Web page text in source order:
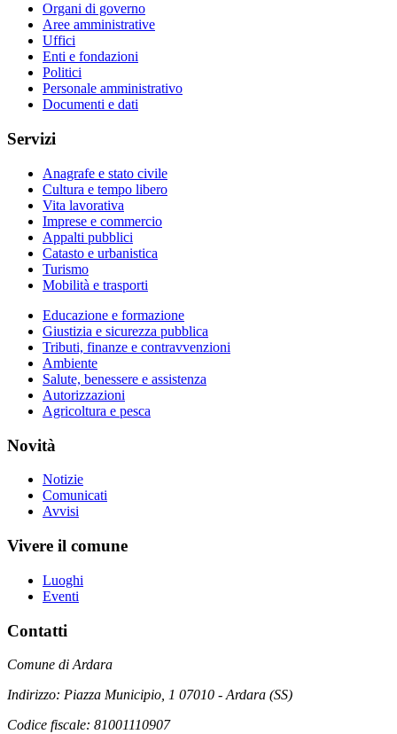
Organi di governo
Aree amministrative
Uffici
Enti e fondazioni
Politici
Personale amministrativo
Documenti e dati
Servizi
Anagrafe e stato civile
Cultura e tempo libero
Vita lavorativa
Imprese e commercio
Appalti pubblici
Catasto e urbanistica
Turismo
Mobilità e trasporti
Educazione e formazione
Giustizia e sicurezza pubblica
Tributi, finanze e contravvenzioni
Ambiente
Salute, benessere e assistenza
Autorizzazioni
Agricoltura e pesca
Novità
Notizie
Comunicati
Avvisi
Vivere il comune
Luoghi
Eventi
Contatti
Comune di Ardara
Indirizzo: Piazza Municipio, 1 07010 - Ardara (SS)
Codice fiscale: 81001110907